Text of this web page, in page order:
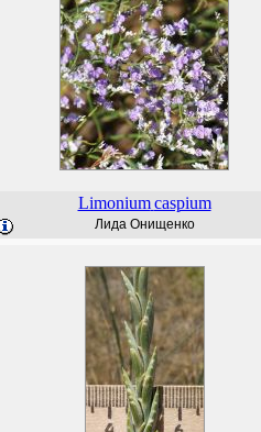
Limonium caspium
Лида Онищенко